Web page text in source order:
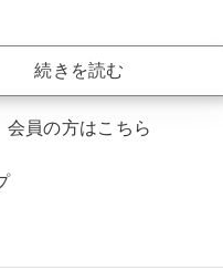
続きを読む
会員の方はこちら